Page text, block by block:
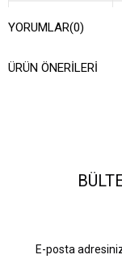
Asorti Bilgisi
YORUMLAR(0)
ÜRÜN ÖNERILERI